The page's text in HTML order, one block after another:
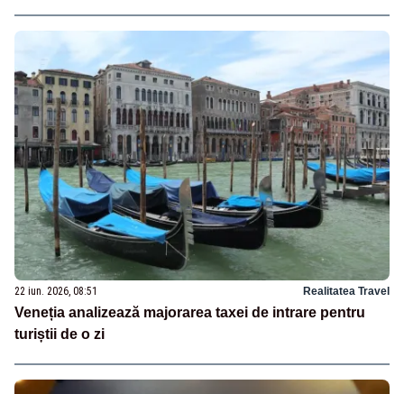
22 iun. 2026, 08:51 Realitatea Travel
Veneția analizează majorarea taxei de intrare pentru
turiștii de o zi